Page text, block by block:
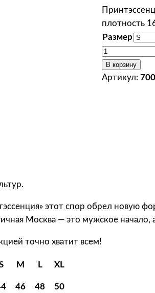
плотность
Размер
К
о
л
в
а
В корзину
Артикул:
этот спор обрел новую
Москва — это мужское
точно хватит всем!
M
46
L
48
XL
50